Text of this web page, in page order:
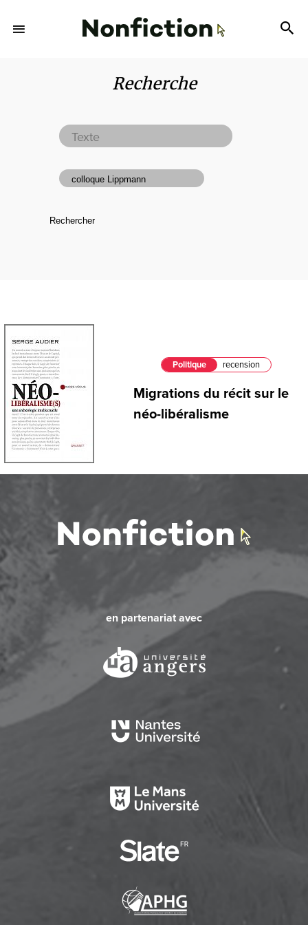
Recherche
Politique recension
Migrations du récit sur le
néo-libéralisme
en partenariat avec